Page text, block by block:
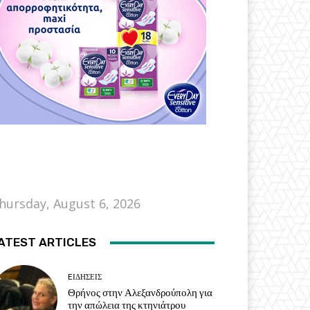
August 6, 2026
ARTICLES
EΙΔΗΣΕΙΣ
Θρήνος στην Αλεξανδρούπολη για
την απώλεια της κτηνιάτρου